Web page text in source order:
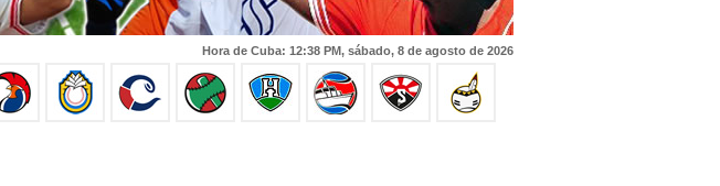
Hora de Cuba: 12:38 PM, sábado, 8 de agosto de 2026